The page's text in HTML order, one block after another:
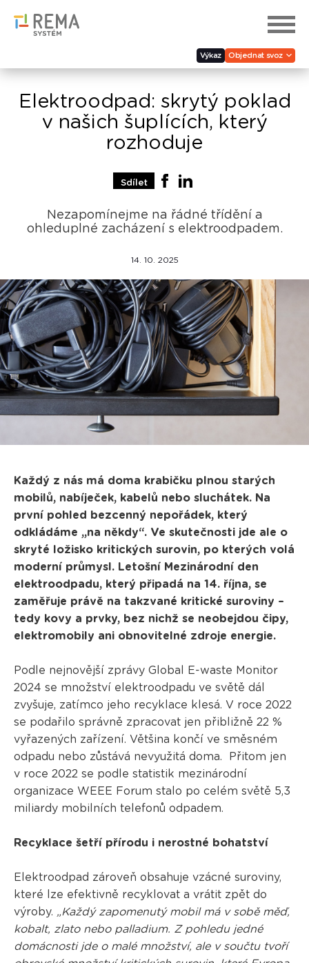
Výkaz Objednat svoz
Elektroodpad: skrytý poklad
v našich šuplících, který
rozhoduje
Sdílet
Nezapomínejme na řádné třídění a
ohleduplné zacházení s elektroodpadem.
14. 10. 2025
Každý z nás má doma krabičku plnou starých
mobilů, nabíječek, kabelů nebo sluchátek. Na
první pohled bezcenný nepořádek, který
odkládáme „na někdy“. Ve skutečnosti jde ale o
skryté ložisko kritických surovin, po kterých volá
moderní průmysl. Letošní Mezinárodní den
elektroodpadu, který připadá na 14. října, se
zaměřuje právě na takzvané kritické suroviny –
tedy kovy a prvky, bez nichž se neobejdou čipy,
elektromobily ani obnovitelné zdroje energie.
Podle nejnovější zprávy Global E-waste Monitor
2024 se množství elektroodpadu ve světě dál
zvyšuje, zatímco jeho recyklace klesá. V roce 2022
se podařilo správně zpracovat jen přibližně 22 %
vyřazených zařízení. Většina končí ve směsném
odpadu nebo zůstává nevyužitá doma. Přitom jen
v roce 2022 se podle statistik mezinárodní
organizace WEEE Forum stalo po celém světě 5,3
miliardy mobilních telefonů odpadem.
Recyklace šetří přírodu i nerostné bohatství
Elektroodpad zároveň obsahuje vzácné suroviny,
které lze efektivně recyklovat a vrátit zpět do
výroby. „Každý zapomenutý mobil má v sobě měď,
kobalt, zlato nebo palladium. Z pohledu jedné
domácnosti jde o malé množství, ale v součtu tvoří